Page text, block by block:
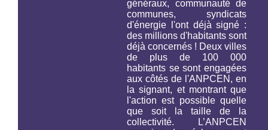
généraux, communauté de
communes, syndicats
d'énergie l'ont déjà signé :
des millions d'habitants sont
déjà concernés ! Deux villes
de plus de 100 000
habitants se sont engagées
aux côtés de l'ANPCEN, en
la signant, et montrant que
l'action est possible quelle
que soit la taille de la
collectivité. L’ANPCEN